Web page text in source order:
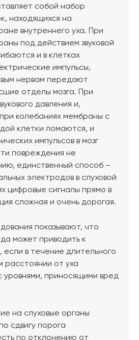
собой набор
находящихся на
внутреннего уха. При
под действием звуковой
и в клетках
импульсы,
нервам передают
отделы мозга. При
давления и,
колебаниях мембраны с
клетки ломаются, и
импульсов в мозг
повреждения не
единственный способ –
электродов в слуховой
цифровые сигналы прямо в
сложная и очень дорогая.
показывают, что
может приводить к
в течение длительного
расстоянии от уха
уровнями, приносящими вред
на слуховые органы
сдвигу порога
по отклонению от